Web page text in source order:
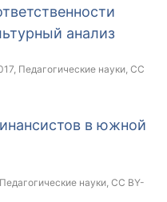
анализ
, Педагогические науки, CC
в южной
науки, CC BY-